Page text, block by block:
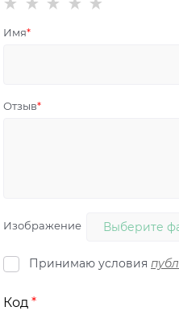
Имя
Отзыв
Изображение Выберите
Принимаю условия
Код